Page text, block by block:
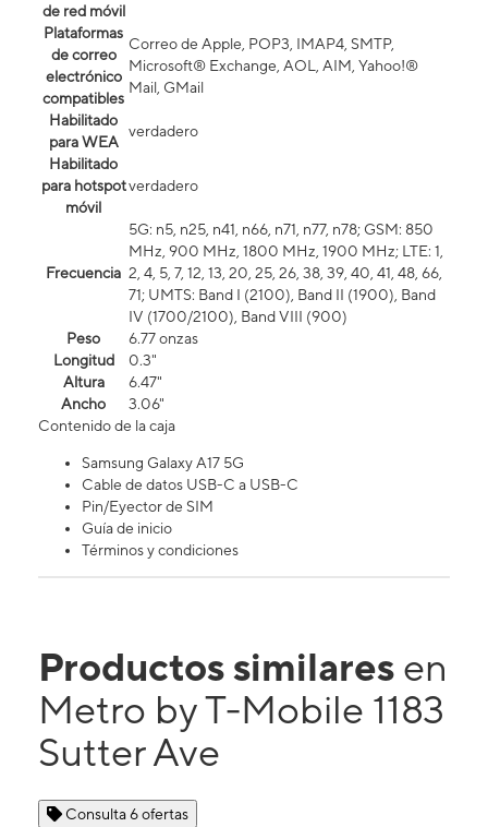
de red móvil
Plataformas
de correo
electrónico
compatibles
Correo de Apple, POP3, IMAP4, SMTP,
Microsoft® Exchange, AOL, AIM, Yahoo!®
Mail, GMail
Habilitado
para WEA
verdadero
Habilitado
para hotspot
móvil
verdadero
Frecuencia
5G: n5, n25, n41, n66, n71, n77, n78; GSM: 850
MHz, 900 MHz, 1800 MHz, 1900 MHz; LTE: 1,
2, 4, 5, 7, 12, 13, 20, 25, 26, 38, 39, 40, 41, 48, 66,
71; UMTS: Band I (2100), Band II (1900), Band
IV (1700/2100), Band VIII (900)
Peso
6.77 onzas
Longitud
0.3"
Altura
6.47"
Ancho
3.06"
Contenido de la caja
Samsung Galaxy A17 5G
Cable de datos USB-C a USB-C
Pin/Eyector de SIM
Guía de inicio
Términos y condiciones
Productos similares en
Metro by T-Mobile 1183
Sutter Ave
Consulta 6 ofertas